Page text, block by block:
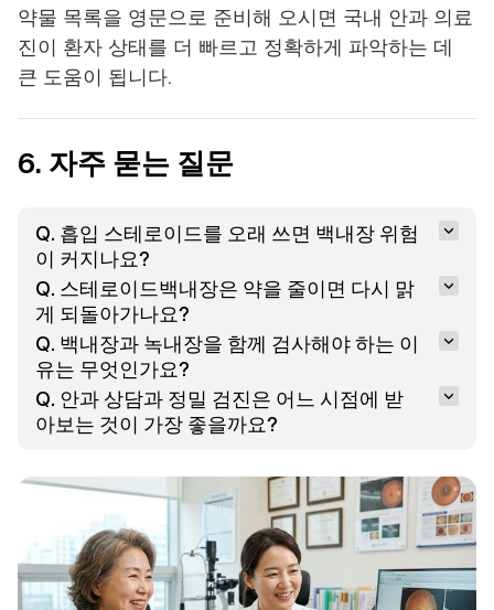
약물 목록을 영문으로 준비해 오시면 국내 안과 의료
진이 환자 상태를 더 빠르고 정확하게 파악하는 데
큰 도움이 됩니다.
6. 자주 묻는 질문
Q. 흡입 스테로이드를 오래 쓰면 백내장 위험
이 커지나요?
Q. 스테로이드백내장은 약을 줄이면 다시 맑
게 되돌아가나요?
Q. 백내장과 녹내장을 함께 검사해야 하는 이
유는 무엇인가요?
Q. 안과 상담과 정밀 검진은 어느 시점에 받
아보는 것이 가장 좋을까요?